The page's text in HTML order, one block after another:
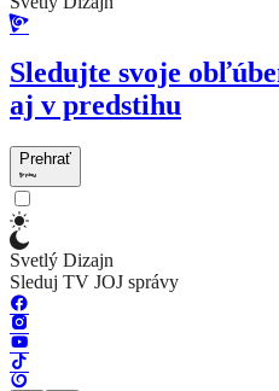
Sledujte svoje
aj v predstihu
Prehrať
Svetlý Dizajn
Sleduj TV JOJ správy